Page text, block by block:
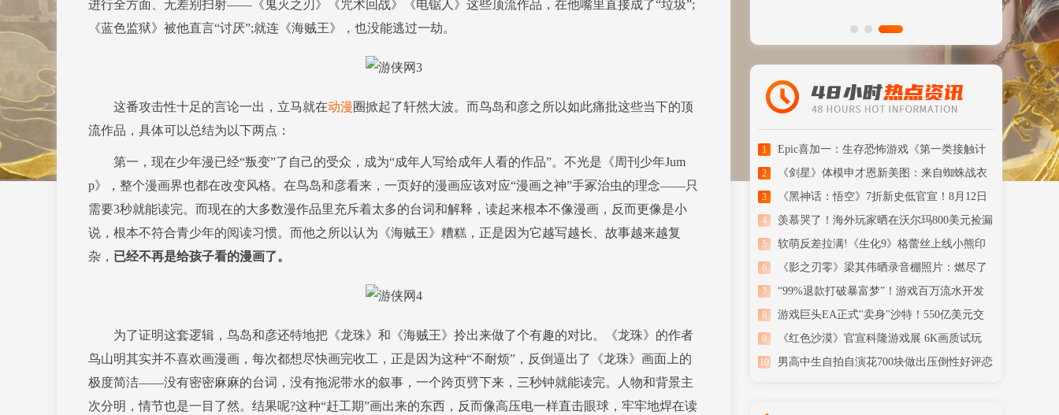
进行全方面、无差别扫射——《鬼灭之刃》《咒术回战》《电锯人》这些顶流作品，在他嘴里直接成了“垃圾”;
《蓝色监狱》被他直言“讨厌”;就连《海贼王》，也没能逃过一劫。
这番攻击性十足的言论一出，立马就在动漫圈掀起了轩然大波。而鸟岛和彦之所以如此痛批这些当下的顶
流作品，具体可以总结为以下两点：
第一，现在少年漫已经“叛变”了自己的受众，成为“成年人写给成年人看的作品”。不光是《周刊少年Jum
p》，整个漫画界也都在改变风格。在鸟岛和彦看来，一页好的漫画应该对应“漫画之神”手冢治虫的理念——只
需要3秒就能读完。而现在的大多数漫作品里充斥着太多的台词和解释，读起来根本不像漫画，反而更像是小
说，根本不符合青少年的阅读习惯。而他之所以认为《海贼王》糟糕，正是因为它越写越长、故事越来越复
杂， 已经不再是给孩子看的漫画了。
为了证明这套逻辑，鸟岛和彦还特地把《龙珠》和《海贼王》拎出来做了个有趣的对比。《龙珠》的作者
鸟山明其实并不喜欢画漫画，每次都想尽快画完收工，正是因为这种“不耐烦”，反倒逼出了《龙珠》画面上的
极度简洁——没有密密麻麻的台词，没有拖泥带水的叙事，一个跨页劈下来，三秒钟就能读完。人物和背景主
次分明，情节也是一目了然。结果呢?这种“赶工期”画出来的东西，反而像高压电一样直击眼球，牢牢地焊在读
1
Epic喜加一：生存恐怖游戏《第一类接触计
划》免费领!
2
《剑星》体模申才恩新美图：来自蜘蛛战衣
的致命诱惑！
3
《黑神话：悟空》7折新史低官宣！8月12日
全平台开启
4
羡慕哭了！海外玩家晒在沃尔玛800美元捡漏
的整机！
5
软萌反差拉满!《生化9》格蕾丝上线小熊印
花睡衣MOD
6
《影之刃零》梁其伟晒录音棚照片：燃尽了
但是完成了
7
“99%退款打破暴富梦”！游戏百万流水开发
者仅赚两千
8
游戏巨头EA正式"卖身"沙特！550亿美元交
易今日达成
9
《红色沙漠》官宣科隆游戏展 6K画质试玩
+限定周边
10
男高中生自拍自演花700块做出压倒性好评恋